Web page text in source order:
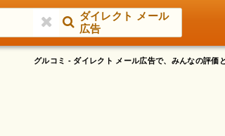
ダイレクト メール
広告
グルコミ - ダイレクト メール広告で、みんなの評価